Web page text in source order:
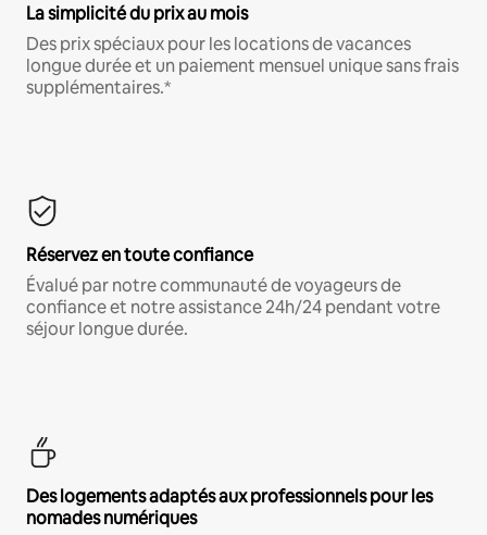
La simplicité du prix au mois
Des prix spéciaux pour les locations de vacances
longue durée et un paiement mensuel unique sans frais
supplémentaires.*
Réservez en toute confiance
Évalué par notre communauté de voyageurs de
confiance et notre assistance 24h/24 pendant votre
séjour longue durée.
Des logements adaptés aux professionnels pour les
nomades numériques